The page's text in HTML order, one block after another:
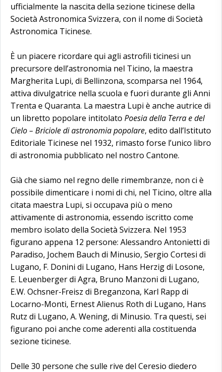
ufficialmente la nascita della sezione ticinese della
Società Astronomica Svizzera, con il nome di Società
Astronomica Ticinese.
È un piacere ricordare qui agli astrofili ticinesi un
precursore dell’astronomia nel Ticino, la maestra
Margherita Lupi, di Bellinzona, scomparsa nel 1964,
attiva divulgatrice nella scuola e fuori durante gli Anni
Trenta e Quaranta. La maestra Lupi è anche autrice di
un libretto popolare intitolato Poesia della Terra e del
Cielo – Briciole di astronomia popolare, edito dall’Istituto
Editoriale Ticinese nel 1932, rimasto forse l’unico libro
di astronomia pubblicato nel nostro Cantone.
Già che siamo nel regno delle rimembranze, non ci è
possibile dimenticare i nomi di chi, nel Ticino, oltre alla
citata maestra Lupi, si occupava più o meno
attivamente di astronomia, essendo iscritto come
membro isolato della Società Svizzera. Nel 1953
figurano appena 12 persone: Alessandro Antonietti di
Paradiso, Jochem Bauch di Minusio, Sergio Cortesi di
Lugano, F. Donini di Lugano, Hans Herzig di Losone,
E. Leuenberger di Agra, Bruno Manzoni di Lugano,
E.W. Ochsner-Freisz di Breganzona, Karl Rapp di
Locarno-Monti, Ernest Alienus Roth di Lugano, Hans
Rutz di Lugano, A. Wening, di Minusio. Tra questi, sei
figurano poi anche come aderenti alla costituenda
sezione ticinese.
Delle 30 persone che sulle rive del Ceresio diedero